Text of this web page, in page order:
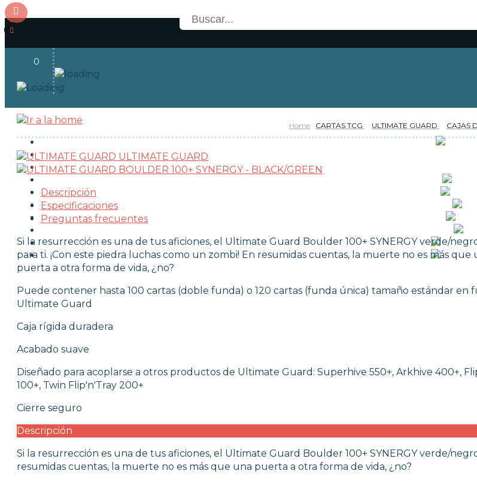
0
Acceso
RESERVAS
JUEGOS
OUTLET
FUNKO POP!
COLECCIONISMO
TCG MAGIC THE GATHERING
TCG POKÉMON
TCG ONE PIECE
TCG LORCANA
ULTIMATE GUARD
DRAGON SHIELD
ACCESORIOS TCG
MERCHANDISING
Home CARTAS TCG ULTIMATE GUARD CAJAS
ULTIMATE GUARD
Descripción
Especificaciones
Preguntas frecuentes
Si la resurrección es una de tus aficiones, el Ultimate Guard Boulder 100+ SYNERGY verde/
para ti. ¡Con este piedra luchas como un zombi! En resumidas cuentas, la muerte no es más que
puerta a otra forma de vida, ¿no?
Puede contener hasta 100 cartas (doble funda) o 120 cartas (funda única) tamaño estándar en
Ultimate Guard
Caja rígida duradera
Acabado suave
Diseñado para acoplarse a otros productos de Ultimate Guard: Superhive 550+, Arkhive 400+,
100+, Twin Flip'n'Tray 200+
Cierre seguro
Descripción
Si la resurrección es una de tus aficiones, el Ultimate Guard Boulder 100+ SYNERGY verde/
resumidas cuentas, la muerte no es más que una puerta a otra forma de vida, ¿no?